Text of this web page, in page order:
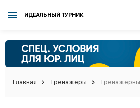
ИДЕАЛЬНЫЙ ТУРНИК
Главная Тренажеры